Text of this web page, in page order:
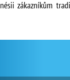
zákazníkům